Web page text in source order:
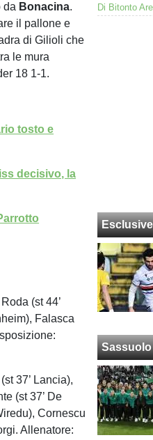
da Bonacina.
il pallone e
di Gilioli che
le mura
18 1-1.
tosto e
decisivo, la
(st 44’
Falasca
37’ Lancia),
(st 37’ De
Cornescu
Allenatore:
Esclusive